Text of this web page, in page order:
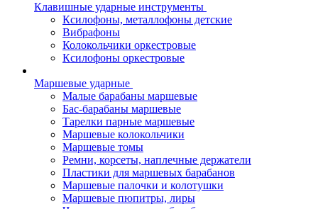
Клавишные ударные инструменты
Ксилофоны, металлофоны детские
Вибрафоны
Колокольчики оркестровые
Ксилофоны оркестровые
Маршевые ударные
Малые барабаны маршевые
Бас-барабаны маршевые
Тарелки парные маршевые
Маршевые колокольчики
Маршевые томы
Ремни, корсеты, наплечные держатели
Пластики для маршевых барабанов
Маршевые палочки и колотушки
Маршевые пюпитры, лиры